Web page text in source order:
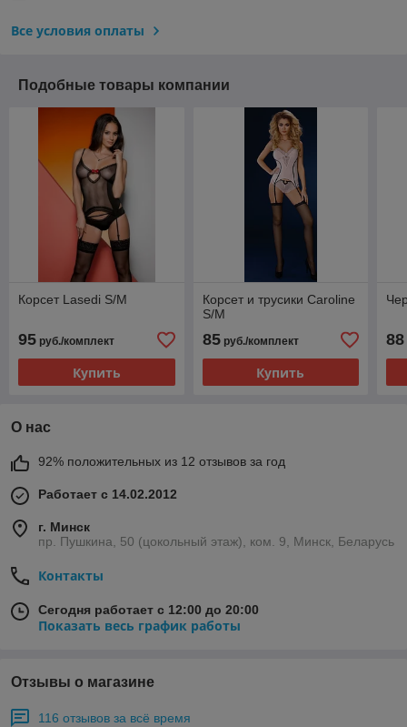
Все условия оплаты
Подобные товары компании
Корсет Lasedi S/M
95 руб./комплект
Купить
Корсет и трусики Caroline
S/M
85руб./комплект
Купить
88
О нас
92% положительных из 12 отзывов за год
Работает с 14.02.2012
г. Минск
пр. Пушкина, 50 (цокольный этаж), ком. 9, Минск, Беларусь
Контакты
Сегодня работает с 12:00 до 20:00
Показать весь график работы
Отзывы о магазине
116 отзывов за всё время